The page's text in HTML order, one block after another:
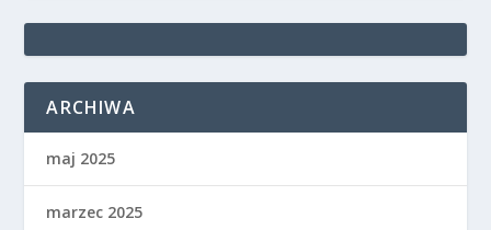
ARCHIWA
maj 2025
marzec 2025